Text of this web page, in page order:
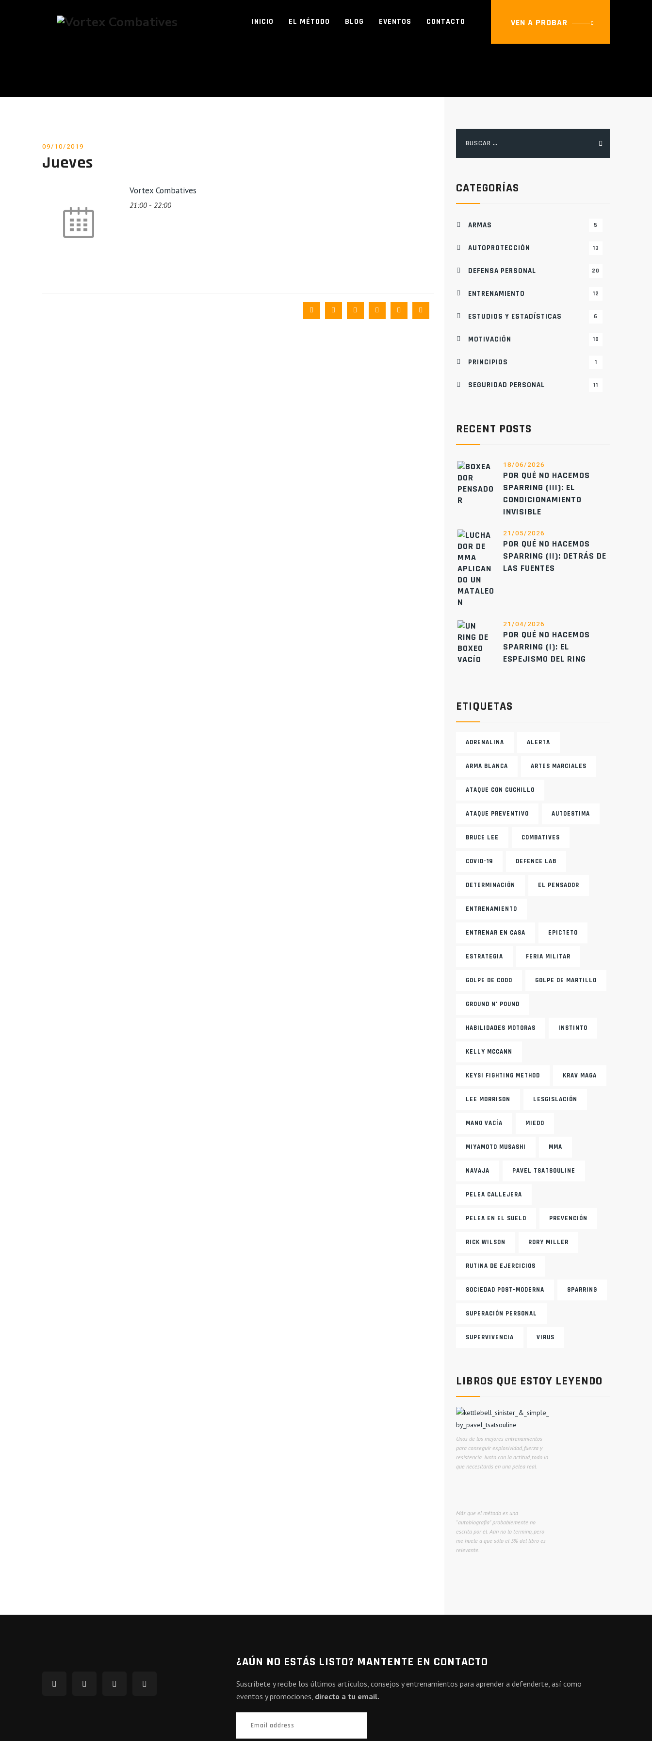
INICIO EL MÉTODO BLOG EVENTOS CONTACTO VEN A PROBAR
POSTED
ON
09/10/2019
Jueves
Vortex Combatives
21:00- 22:00
CATEGORÍAS
ARMAS 5
AUTOPROTECCIÓN 13
DEFENSA PERSONAL 20
ENTRENAMIENTO 12
ESTUDIOS Y ESTADÍSTICAS 6
MOTIVACIÓN 10
PRINCIPIOS 1
SEGURIDAD PERSONAL 11
RECENT POSTS
18/06/2026
POR QUÉ NO HACEMOS
SPARRING (III): EL
CONDICIONAMIENTO
INVISIBLE
21/05/2026
POR QUÉ NO HACEMOS
SPARRING (II): DETRÁS DE
LAS FUENTES
21/04/2026
POR QUÉ NO HACEMOS
SPARRING (I): EL
ESPEJISMO DEL RING
ETIQUETAS
ADRENALINA ALERTA
ARMA BLANCA ARTES MARCIALES
ATAQUE CON CUCHILLO
ATAQUE PREVENTIVO AUTOESTIMA
BRUCE LEE COMBATIVES
COVID-19 DEFENCE LAB
DETERMINACIÓN EL PENSADOR
ENTRENAMIENTO
ENTRENAR EN CASA EPICTETO
ESTRATEGIA FERIA MILITAR
GOLPE DE CODO GOLPE DE MARTILLO
GROUND N’ POUND
HABILIDADES MOTORAS INSTINTO
KELLY MCCANN
KEYSI FIGHTING METHOD KRAV MAGA
LEE MORRISON LESGISLACIÓN
MANO VACÍA MIEDO
MIYAMOTO MUSASHI MMA
NAVAJA PAVEL TSATSOULINE
PELEA CALLEJERA
PELEA EN EL SUELO PREVENCIÓN
RICK WILSON RORY MILLER
RUTINA DE EJERCICIOS
SOCIEDAD POST-MODERNA SPARRING
SUPERACIÓN PERSONAL
SUPERVIVENCIA VIRUS
LIBROS QUE ESTOY LEYENDO
Unos de los mejores entrenamientos
para conseguir explosividad, fuerza y
resistencia. Junto con la actitud, todo lo
que necesitarás en una pelea real.
Más que el método es una
"autobiografía" probablemente no
escrita por él. Aún no lo termino, pero
me huele a que sólo el 5% del libro es
relevante.
¿AÚN NO ESTÁS LISTO? MANTENTE EN CONTACTO
Suscríbete y recibe los últimos artículos, consejos y entrenamientos para aprender a defenderte, así como
eventos y promociones, directo a tu email.